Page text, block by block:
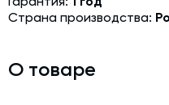
сложности
Экспертиза
Страна производства:
О товаре